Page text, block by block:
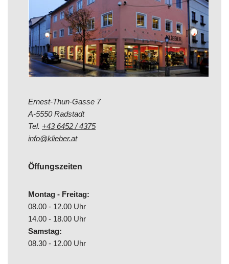
Ernest-Thun-Gasse 7
A-5550 Radstadt
Tel. +43 6452 / 4375
info@klieber.at
Öffungszeiten
Montag - Freitag:
08.00 - 12.00 Uhr
14.00 - 18.00 Uhr
Samstag:
08.30 - 12.00 Uhr